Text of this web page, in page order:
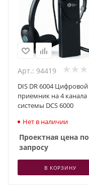
Арт.: 94419
DIS DR 6004 Цифровой
приемник на 4 канала
системы DCS 6000
Нет в наличии
Проектная цена по
запросу
В КОРЗИНУ